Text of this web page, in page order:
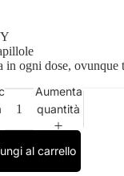
in ogni dose,
Aumenta
quantità
al carrello